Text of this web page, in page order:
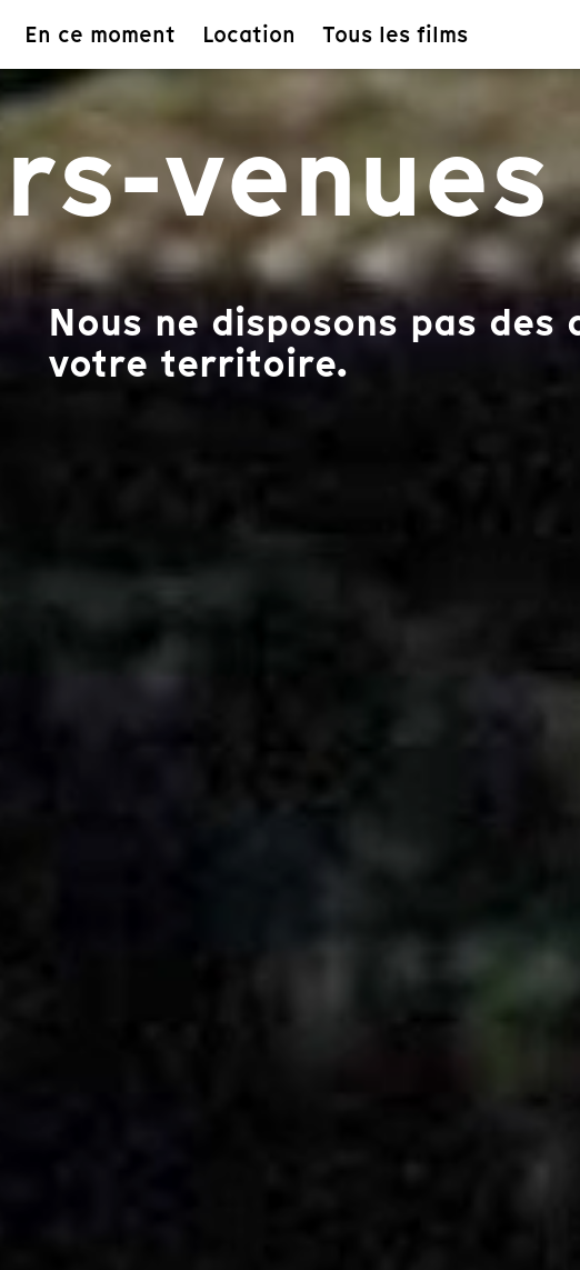
En ce moment Location Tous les films
venues
Nous ne disposons pas
votre territoire.